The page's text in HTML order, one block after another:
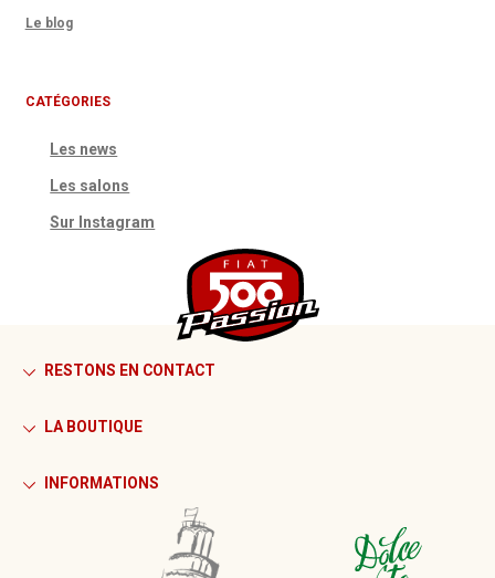
Le blog
CATÉGORIES
Les news
Les salons
Sur Instagram
RESTONS EN CONTACT
LA BOUTIQUE
INFORMATIONS